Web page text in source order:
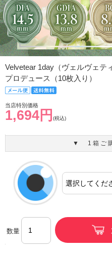
Velvetear 1day（ヴェルヴェテ
プロデュース（10枚入り）
当店特別価格
1,694円 (税込)
▼ 1箱ご
数量